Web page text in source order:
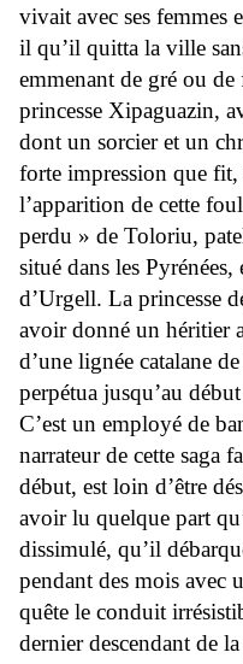
vivait avec ses femmes
il qu’il quitta la ville
emmenant de gré ou
princesse Xipaguazin,
dont un sorcier et un
forte impression que
l’apparition de cette
perdu » de Toloriu,
situé dans les
d’Urgell. La princesse
avoir donné un héritier
d’une lignée catalane
perpétua jusqu’au
C’est un employé de
narrateur de cette saga
début, est loin d’être
avoir lu quelque part
dissimulé, qu’il
pendant des mois avec
quête le conduit
dernier descendant de